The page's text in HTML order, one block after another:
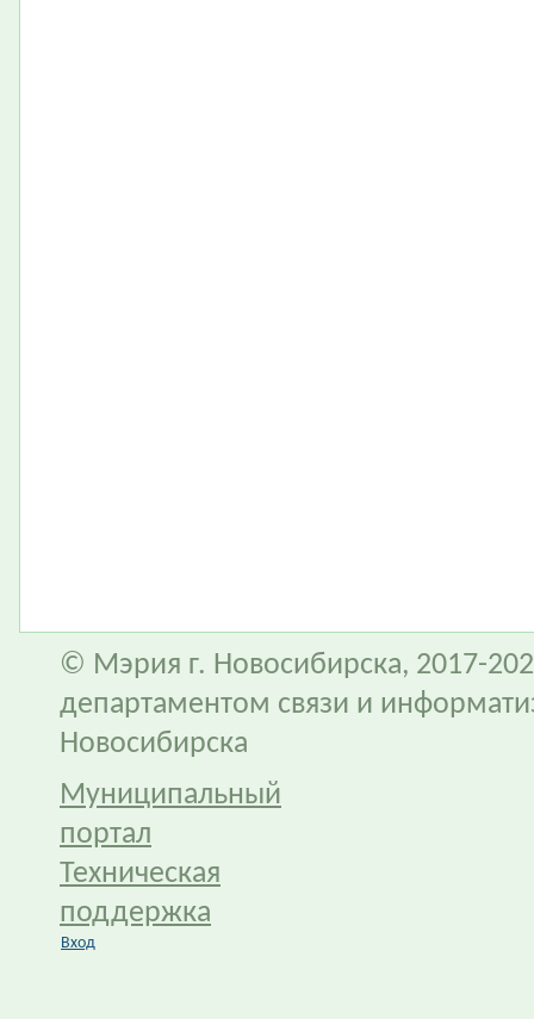
© Мэрия г. Новосибирска, 2017-
департаментом связи и
Новосибирска
Муниципальный
портал
Техническая
поддержка
Вход